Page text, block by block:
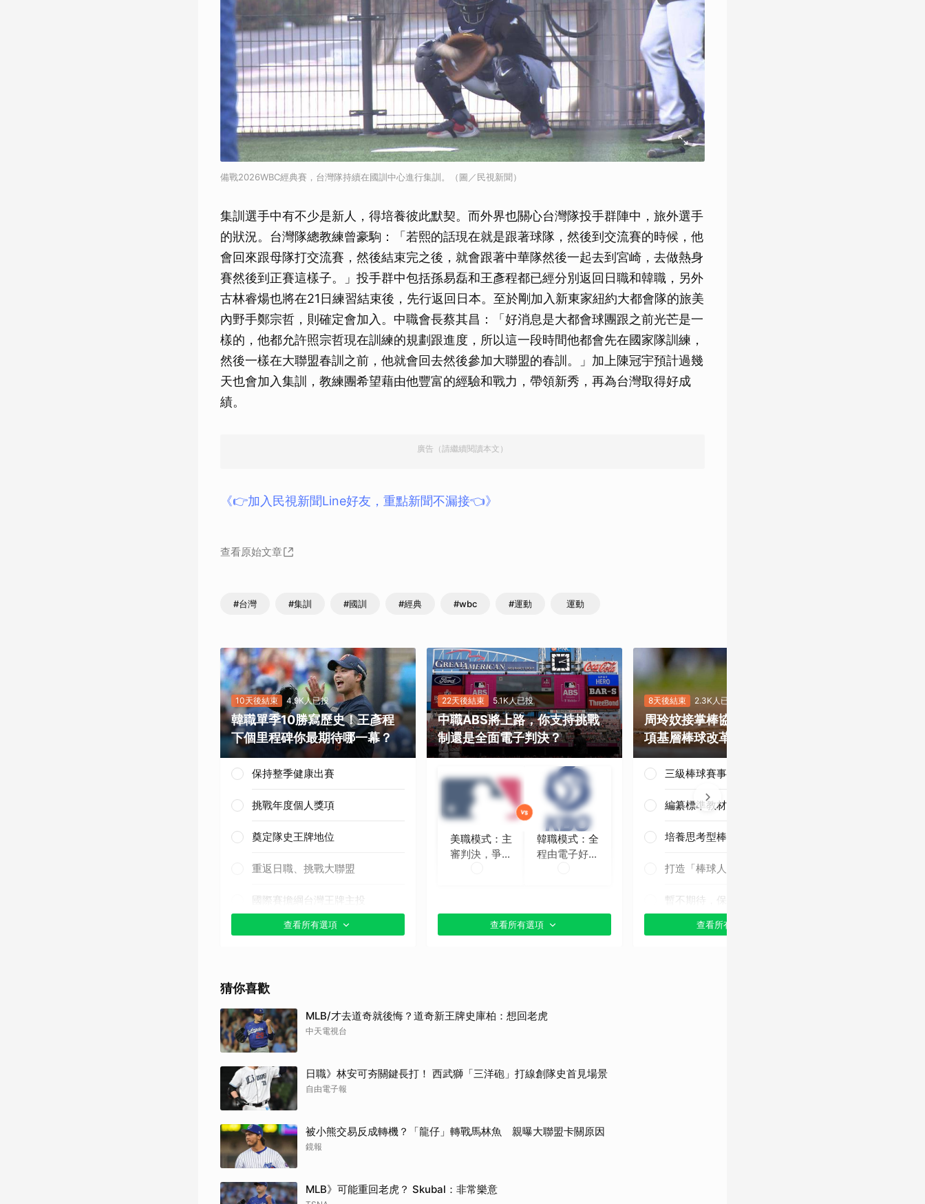
備戰2026WBC經典賽，台灣隊持續在國訓中心進行集訓。（圖／民視新聞）
集訓選手中有不少是新人，得培養彼此默契。而外界也關心台灣隊投手群陣中，旅外選手
的狀況。台灣隊總教練曾豪駒：「若熙的話現在就是跟著球隊，然後到交流賽的時候，他
會回來跟母隊打交流賽，然後結束完之後，就會跟著中華隊然後一起去到宮崎，去做熱身
賽然後到正賽這樣子。」投手群中包括孫易磊和王彥程都已經分別返回日職和韓職，另外
古林睿煬也將在21日練習結束後，先行返回日本。至於剛加入新東家紐約大都會隊的旅美
內野手鄭宗哲，則確定會加入。中職會長蔡其昌：「好消息是大都會球團跟之前光芒是一
樣的，他都允許照宗哲現在訓練的規劃跟進度，所以這一段時間他都會先在國家隊訓練，
然後一樣在大聯盟春訓之前，他就會回去然後參加大聯盟的春訓。」加上陳冠宇預計過幾
天也會加入集訓，教練團希望藉由他豐富的經驗和戰力，帶領新秀，再為台灣取得好成
績。
廣告（請繼續閱讀本文）
《👉加入民視新聞Line好友，重點新聞不漏接👈》
查看原始文章
#台灣 #集訓 #國訓 #經典 #wbc #運動 運動
10天後結束 4.9K人已投
韓職單季10勝寫歷史！王彥程
下個里程碑你最期待哪一幕？
保持整季健康出賽
挑戰年度個人獎項
奠定隊史王牌地位
重返日職、挑戰大聯盟
國際賽擔綱台灣王牌主投
其他（歡迎貼文分享）
查看所有選項
22天後結束 5.1K人已投
中職ABS將上路，你支持挑戰
制還是全面電子判決？
美職模式：主
審判決，爭議
韓職模式：全
程由電子好球
查看所有選項
8天後結束 2.3K人已投
周玲妏接掌棒協，你最期待哪一
項基層棒球改革？
三級棒球賽事正常化
編纂標準教材與導入運科防護
培養思考型棒球人才
打造「棒球人之家」
暫不期待，保持觀望
查看所有選項
猜你喜歡
MLB/才去道奇就後悔？道奇新王牌史庫柏：想回老虎
中天電視台
日職》林安可夯關鍵長打！ 西武獅「三洋砲」打線創隊史首見場景
自由電子報
被小熊交易反成轉機？「龍仔」轉戰馬林魚 親曝大聯盟卡關原因
鏡報
MLB》可能重回老虎？ Skubal：非常樂意
取消